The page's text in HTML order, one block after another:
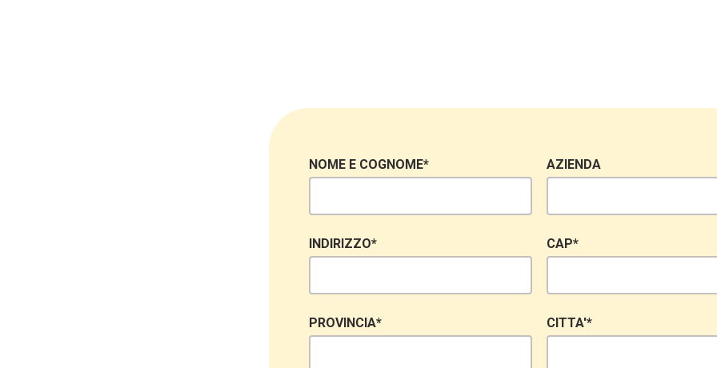
NOME E COGNOME* AZIENDA
INDIRIZZO* CAP*
PROVINCIA* CITTA'*